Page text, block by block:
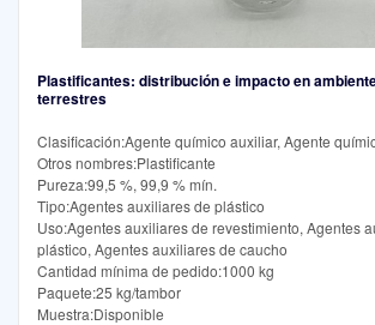
Plastificantes: distribución e impacto en
terrestres
Clasificación:Agente químico auxiliar, Agente
Otros nombres:Plastificante
Pureza:99,5 %, 99,9 % mín.
Tipo:Agentes auxiliares de plástico
Uso:Agentes auxiliares de revestimiento, Agentes
plástico, Agentes auxiliares de caucho
Cantidad mínima de pedido:1000 kg
Paquete:25 kg/tambor
Muestra:Disponible